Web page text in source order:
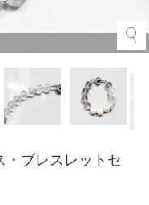
・ブレスレットセ